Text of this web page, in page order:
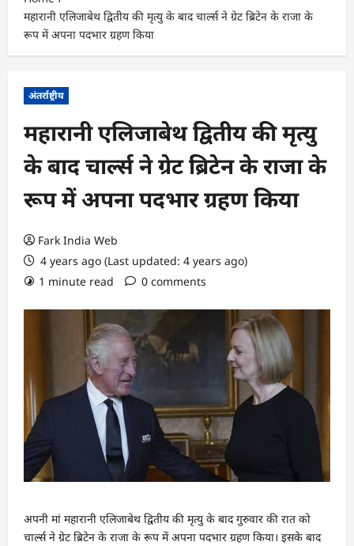
महारानी एलिजाबेथ द्वितीय की मृत्यु के बाद चार्ल्स ने ग्रेट ब्रिटेन के राजा के
रूप में अपना पदभार ग्रहण किया
अंतर्राष्ट्रीय
महारानी एलिजाबेथ द्वितीय की मृत्यु
के बाद चार्ल्स ने ग्रेट ब्रिटेन के राजा के
रूप में अपना पदभार ग्रहण किया
Fark India Web
4 years ago (Last updated: 4 years ago)
1 minute read
0 comments
अपनी मां महारानी एलिजाबेथ द्वितीय की मृत्यु के बाद गुरुवार की रात को
चार्ल्स ने ग्रेट ब्रिटेन के राजा के रूप में अपना पदभार ग्रहण किया। इसके बाद